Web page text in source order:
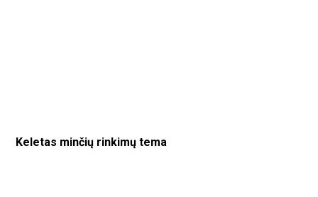
Keletas minčių rinkimų tema